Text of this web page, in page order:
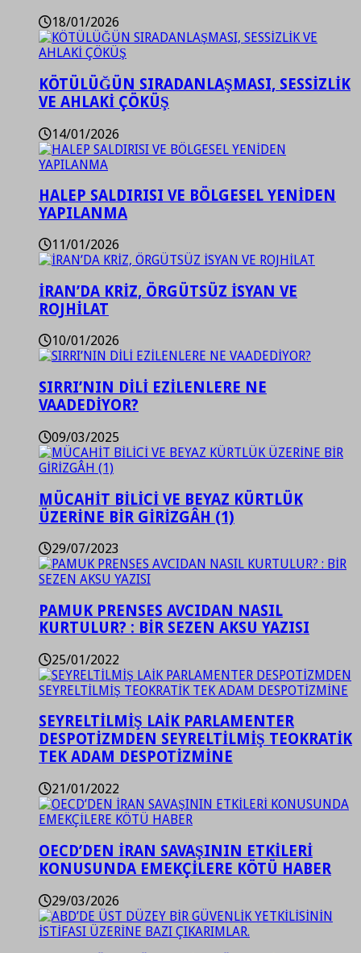
18/01/2026
KÖTÜLÜĞÜN SIRADANLAŞMASI, SESSİZLİK
VE AHLAKİ ÇÖKÜŞ
14/01/2026
HALEP SALDIRISI VE BÖLGESEL YENİDEN
YAPILANMA
11/01/2026
İRAN’DA KRİZ, ÖRGÜTSÜZ İSYAN VE
ROJHİLAT
10/01/2026
SIRRI’NIN DİLİ EZİLENLERE NE
VAADEDİYOR?
09/03/2025
MÜCAHİT BİLİCİ VE BEYAZ KÜRTLÜK
ÜZERİNE BİR GİRİZGÂH (1)
29/07/2023
PAMUK PRENSES AVCIDAN NASIL
KURTULUR? : BİR SEZEN AKSU YAZISI
25/01/2022
SEYRELTİLMİŞ LAİK PARLAMENTER
DESPOTİZMDEN SEYRELTİLMİŞ TEOKRATİK
TEK ADAM DESPOTİZMİNE
21/01/2022
OECD’DEN İRAN SAVAŞININ ETKİLERİ
KONUSUNDA EMEKÇİLERE KÖTÜ HABER
29/03/2026